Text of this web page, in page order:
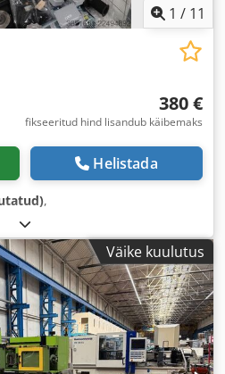
1 / 11
380 €
fikseeritud hind lisandub käibemaks
Helistada
,
Väike kuulutus